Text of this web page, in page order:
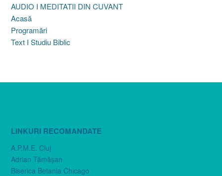
AUDIO I MEDITATII DIN CUVANT
Acasă
Programări
Text I Studiu Biblic
LINKURI RECOMANDATE
A.P.M.E. Cluj
Adrian Tămăşan
Biserica Betania Chicago